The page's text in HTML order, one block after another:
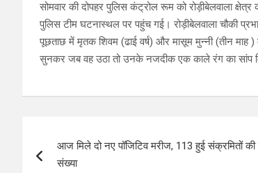
सोमवार की दोपहर पुलिस कंट्रोल रूम को रोड़ीबेलवाला
पुलिस टीम घटनास्थल पर पहुंच गई। रोड़ीबेलवाला चौकी
पूछताछ में मृतक शिवम (ढाई वर्ष) और मासूम मुन्नी (तीन माह
सुनकर जब वह उठा तो उनके नजदीक एक काले रंग का सांप
navigation
आज मिले दो नए पॉजिटिव मरीज, 113 हुई संक्रमितों
संख्या